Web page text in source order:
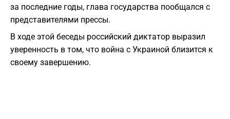
за последние годы, глава государства пообщался с
представителями прессы.
В ходе этой беседы российский диктатор выразил
уверенность в том, что война с Украиной близится к
своему завершению.